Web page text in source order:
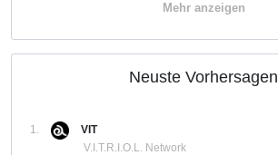
Mehr anzeigen
Neuste Vorhersagen
1.
VIT
V.I.T.R.I.O.L. Network